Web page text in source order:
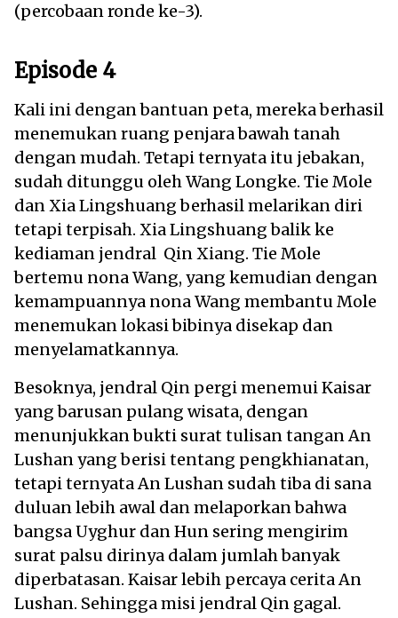
(percobaan ronde ke-3).
Episode 4
Kali ini dengan bantuan peta, mereka berhasil
menemukan ruang penjara bawah tanah
dengan mudah. Tetapi ternyata itu jebakan,
sudah ditunggu oleh Wang Longke. Tie Mole
dan Xia Lingshuang berhasil melarikan diri
tetapi terpisah. Xia Lingshuang balik ke
kediaman jendral Qin Xiang. Tie Mole
bertemu nona Wang, yang kemudian dengan
kemampuannya nona Wang membantu Mole
menemukan lokasi bibinya disekap dan
menyelamatkannya.
Besoknya, jendral Qin pergi menemui Kaisar
yang barusan pulang wisata, dengan
menunjukkan bukti surat tulisan tangan An
Lushan yang berisi tentang pengkhianatan,
tetapi ternyata An Lushan sudah tiba di sana
duluan lebih awal dan melaporkan bahwa
bangsa Uyghur dan Hun sering mengirim
surat palsu dirinya dalam jumlah banyak
diperbatasan. Kaisar lebih percaya cerita An
Lushan. Sehingga misi jendral Qin gagal.